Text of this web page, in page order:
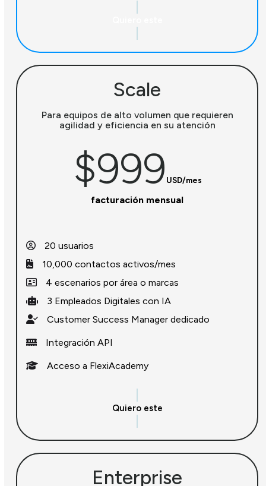
Scale
Para equipos de alto volumen que requieren
agilidad y eficiencia en su atención
$999 USD/mes
facturación mensual
20 usuarios
10,000 contactos activos/mes
4 escenarios por área o marcas
3 Empleados Digitales con IA
Customer Success Manager dedicado
Integración API
Acceso a FlexiAcademy
Quiero este
Enterprise